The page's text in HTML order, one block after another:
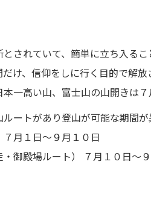
されていて、簡単に立ち入るこ
け、信仰をしに行く目的で解放
一高い山、富士山の山開きは７
ートがあり登山が可能な期間が
月１日～９月１０日
御殿場ルート） ７月１０日～